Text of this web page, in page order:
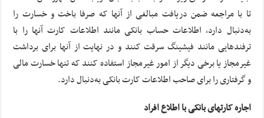
تا با مراجعه ضمن دریافت مبالغی از آنها که صرفا باخت و خسارت را
به‌دنبال دارد، اطلاعات حساب بانکی مانند اطلاعات کارت آنها را با
ترفندهایی مانند فیشینگ سرقت کنند و در نهایت از آنها برای برداشت
غیر‌مجاز یا برخی دیگر از امور غیر‌مجاز استفاده کنند که تنها خسارت مالی
و گرفتاری را برای صاحب اطلاعات کارت بانکی به‌دنبال دارد.
اجاره کارتهای بانکی با اطلاع افراد